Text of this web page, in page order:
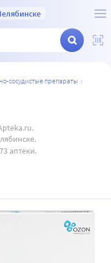
сосудистые препараты
аптеки.